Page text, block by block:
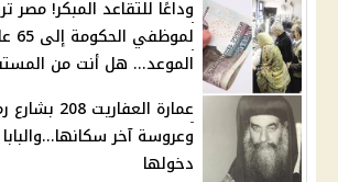
وداعًا للتقاعد المبكر!
الموعد... هل أنت من
عمارة
وعروسة آخر
دخولها